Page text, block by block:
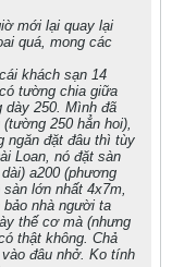
mới lại quay lại
quá, mong các
khách sạn 14
tường chia giữa
dày 250. Mình đã
250 hẳn hoi),
ngăn đặt đâu thì tùy
Loan, nó đặt sàn
a200 (phương
lớn nhất 4x7m,
nhà người ta
thế cơ mà (nhưng
thật không. Chả
đâu nhở. Ko tính